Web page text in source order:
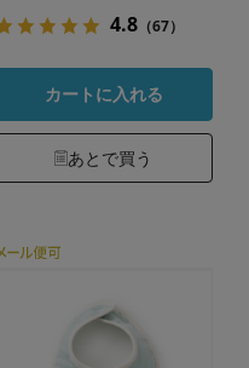
4.8（67）
カートに入れる
あとで買う